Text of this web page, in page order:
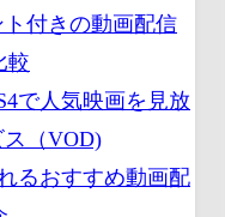
付きの動画配信
較
で人気映画を見放
（VOD)
るおすすめ動画配